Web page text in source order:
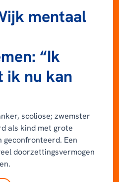
mentaal
“Ik
ik nu kan
scoliose; zwemster
als kind met grote
geconfronteerd. Een
doorzettingsvermogen